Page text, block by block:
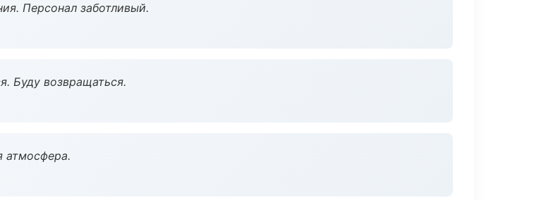
Персонал заботливый.
Буду возвращаться.
атмосфера.